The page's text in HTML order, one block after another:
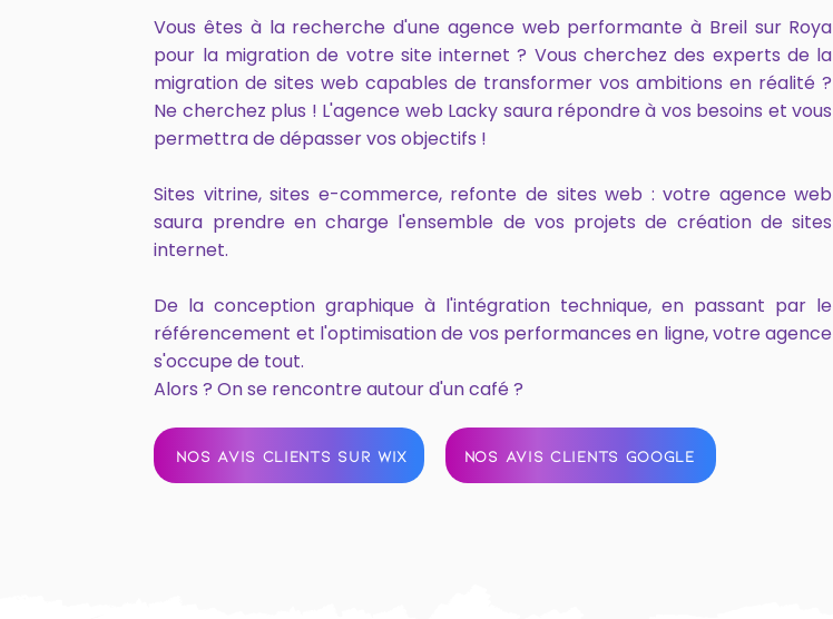
Vous êtes à la recherche d'une agence web performante à Breil sur Roya
pour la migration de votre site internet ? Vous cherchez des experts de la
migration de sites web capables de transformer vos ambitions en réalité ?
Ne cherchez plus ! L'agence web Lacky saura répondre à vos besoins et vous
permettra de dépasser vos objectifs !
Sites vitrine, sites e-commerce, refonte de sites web : votre agence web
saura prendre en charge l'ensemble de vos projets de création de sites
internet.
De la conception graphique à l'intégration technique, en passant par le
référencement et l'optimisation de vos performances en ligne, votre agence
s'occupe de tout.
Alors ? On se rencontre autour d'un café ?
NOS AVIS CLIENTS SUR WIX NOS AVIS CLIENTS GOOGLE